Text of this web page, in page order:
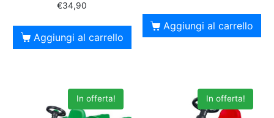
€34,90
Aggiungi al carrello
Aggiungi al carrello
In offerta! In offerta!